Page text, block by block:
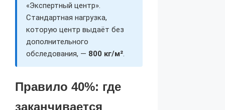
«Экспертный центр».
Стандартная нагрузка,
которую центр выдаёт без
дополнительного
обследования, — 800 кг/м².
Правило 40%: где
заканчивается